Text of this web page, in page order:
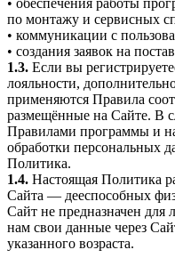
по монтажу и сервисных
• коммуникации с
• создания заявок на
1.3. Если вы
лояльности,
применяются Правила
размещённые на Сайте. В
Правилами программы и
обработки персональных
Политика.
1.4. Настоящая Политика
Сайта — дееспособных
Сайт не предназначен для
нам свои данные через
указанного возраста.